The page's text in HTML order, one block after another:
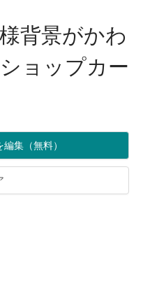
背景がかわ
ョップカー
集（無料）